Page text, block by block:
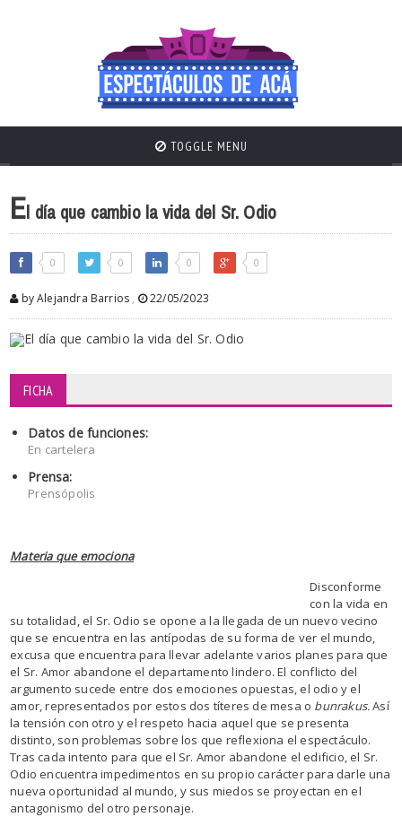
TOGGLE MENU
El día que cambio la vida del Sr. Odio
0 0 0 0
by Alejandra Barrios , 22/05/2023
FICHA
Datos de funciones:
En cartelera
Prensa:
Prensópolis
Materia que emociona
Disconforme
con la vida en
su totalidad, el Sr. Odio se opone a la llegada de un nuevo vecino
que se encuentra en las antípodas de su forma de ver el mundo,
excusa que encuentra para llevar adelante varios planes para que
el Sr. Amor abandone el departamento lindero. El conflicto del
argumento sucede entre dos emociones opuestas, el odio y el
amor, representados por estos dos títeres de mesa o bunrakus.Así
la tensión con otro y el respeto hacia aquel que se presenta
distinto, son problemas sobre los que reflexiona el espectáculo.
Tras cada intento para que el Sr. Amor abandone el edificio, el Sr.
Odio encuentra impedimentos en su propio carácter para darle una
nueva oportunidad al mundo, y sus miedos se proyectan en el
antagonismo del otro personaje.